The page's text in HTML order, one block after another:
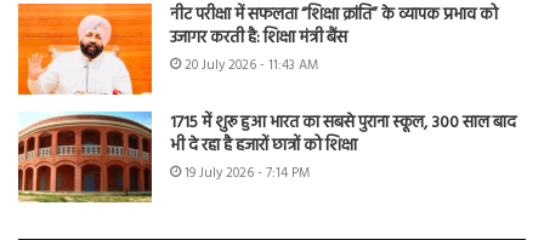
नीट परीक्षा में सफलता “शिक्षा क्रांति” के व्यापक प्रभाव को
उजागर करती है: शिक्षा मंत्री बैंस
20 July 2026 - 11:43 AM
1715 में शुरू हुआ भारत का सबसे पुराना स्कूल, 300 साल बाद
भी दे रहा है हजारों छात्रों को शिक्षा
19 July 2026 - 7:14 PM